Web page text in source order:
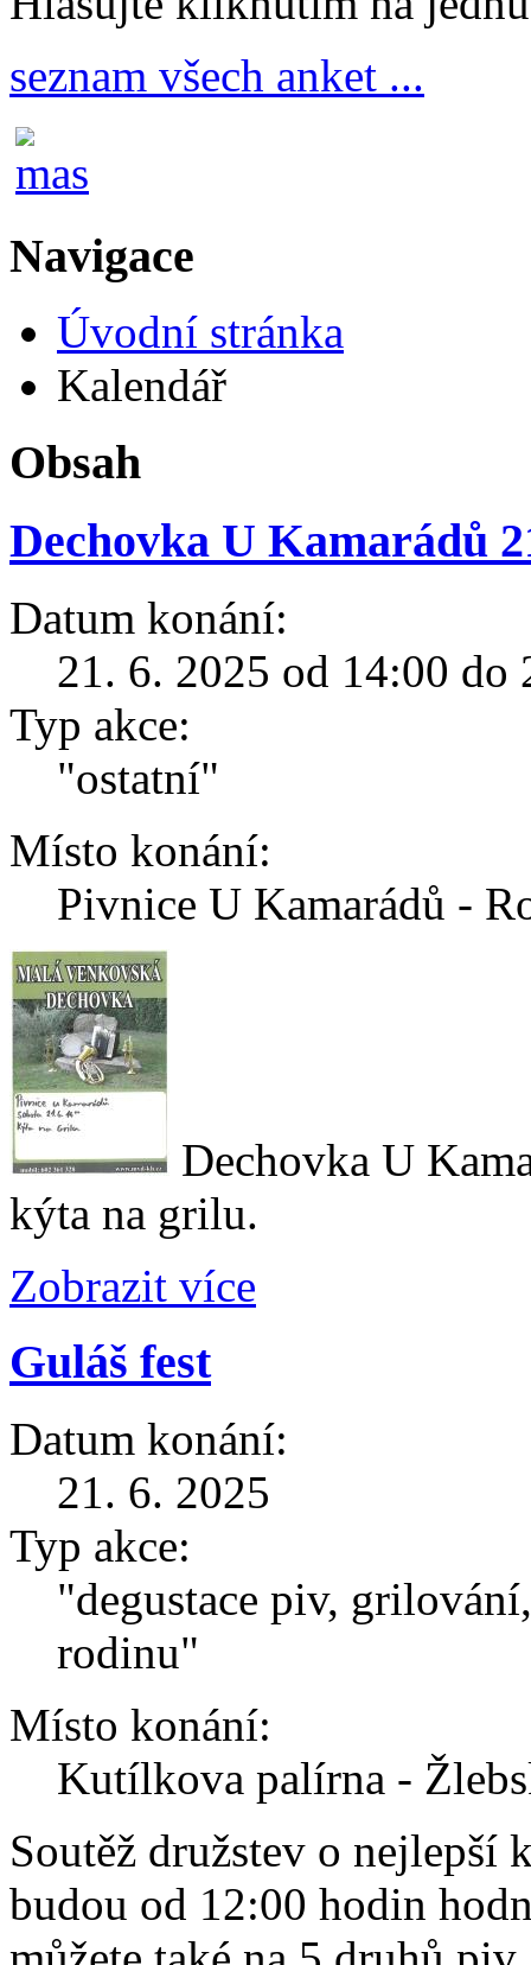
seznam všech anket ...
Navigace
Úvodní stránka
Kalendář
Obsah
Dechovka U Kamarádů
Datum konání:
21. 6. 2025 od 14:00 do
Typ akce:
"ostatní"
Místo konání:
Pivnice U Kamarádů -
Dechovka U
kýta na grilu.
Zobrazit více
Guláš fest
Datum konání:
21. 6. 2025
Typ akce:
"degustace piv,
rodinu"
Místo konání:
Kutílkova palírna -
Soutěž družstev o
budou od 12:00 hodin